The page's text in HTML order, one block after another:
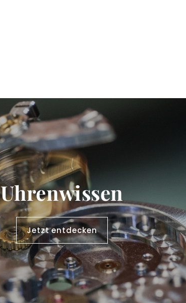
Uhrenwissen
Jetzt entdecken